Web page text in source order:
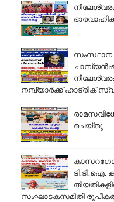
സംസ്ഥാന
നമ്പ്യാർക്ക് ഹാട്രിക്
ചെയ്തു
ടി.ടി.ഐ.
സംഘാടകസമിതി